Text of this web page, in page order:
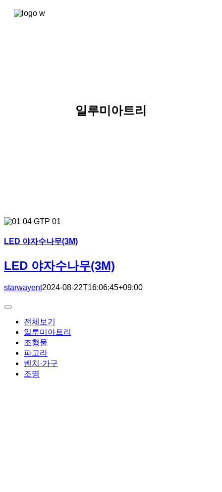
콘텐츠로
건너뛰기
일루미아트리
LED 야자수나무(3M)
LED 야자수나무(3M)
starwayent2024-08-22T16:06:45+09:00
Toggle
Navigation전체보기
일루미아트리
조형물
파고라
벤치·가구
조명